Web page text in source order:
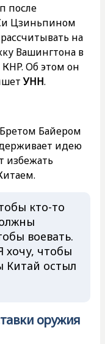
после
Цзиньпином
на
Вашингтона в
КНР. Об этом он
УНН.
Байером
идею
избежать
кто-то
воевать.
хочу, чтобы
Китай остыл
оружия